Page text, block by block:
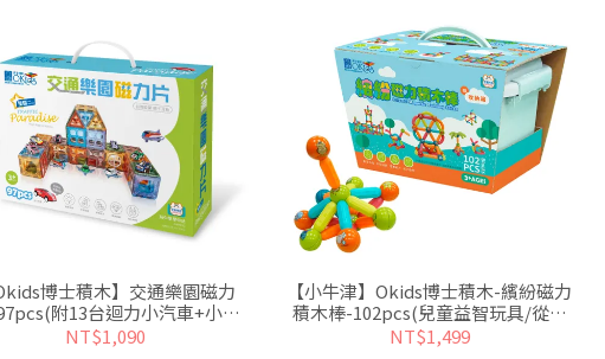
博士積木】交通樂園磁力
附13台迴力小汽車+小飛
機)~最佳STEAM玩具
NT$1,090
【小牛津】Okids博士積木-繽紛磁力
積木棒-102pcs(兒童益智玩具/從平
面到立體)
NT$1,499